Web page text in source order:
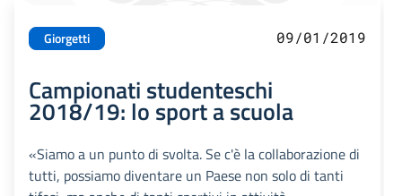
Giorgetti 09/01/2019
Campionati studenteschi
2018/19: lo sport a scuola
«Siamo a un punto di svolta. Se c'è la collaborazione di
tutti, possiamo diventare un Paese non solo di tanti